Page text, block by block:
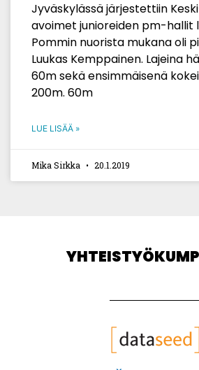
Jyväskylässä järjestettiin
avoimet junioreiden pm-hallit la
Pommin nuorista mukana oli
Luukas Kemppainen. Lajeina
60m sekä ensimmäisenä
200m. 60m
LUE LISÄÄ »
Mika Sirkka 20.1.2019